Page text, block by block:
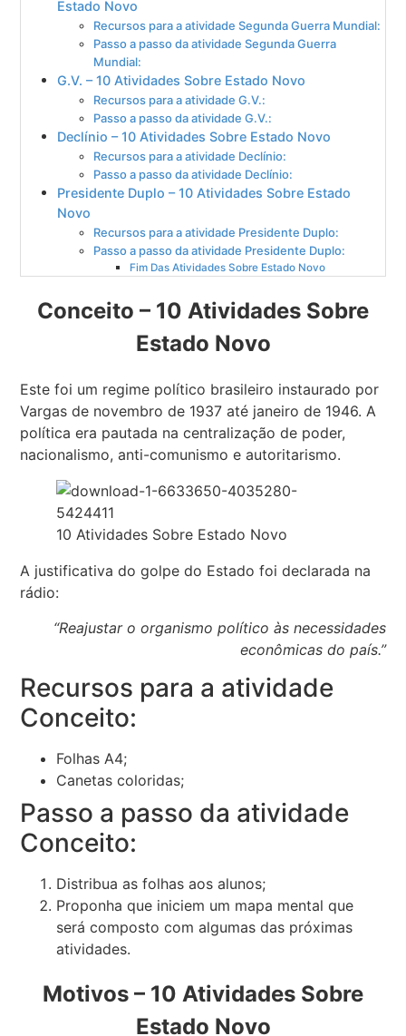
Estado Novo
Recursos para a atividade Segunda Guerra Mundial:
Passo a passo da atividade Segunda Guerra
Mundial:
G.V. – 10 Atividades Sobre Estado Novo
Recursos para a atividade G.V.:
Passo a passo da atividade G.V.:
Declínio – 10 Atividades Sobre Estado Novo
Recursos para a atividade Declínio:
Passo a passo da atividade Declínio:
Presidente Duplo – 10 Atividades Sobre Estado
Novo
Recursos para a atividade Presidente Duplo:
Passo a passo da atividade Presidente Duplo:
Fim Das Atividades Sobre Estado Novo
Conceito – 10 Atividades Sobre
Estado Novo
Este foi um regime político brasileiro instaurado por
Vargas de novembro de 1937 até janeiro de 1946. A
política era pautada na centralização de poder,
nacionalismo, anti-comunismo e autoritarismo.
10 Atividades Sobre Estado Novo
A justificativa do golpe do Estado foi declarada na
rádio:
“Reajustar o organismo político às necessidades
econômicas do país.”
Recursos para a atividade
Conceito:
Folhas A4;
Canetas coloridas;
Passo a passo da atividade
Conceito:
Distribua as folhas aos alunos;
Proponha que iniciem um mapa mental que
será composto com algumas das próximas
atividades.
Motivos – 10 Atividades Sobre
Estado Novo